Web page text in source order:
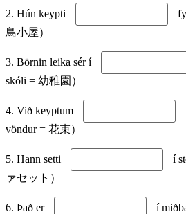
2. Hún keypti
鳥小屋）
3. Börnin leika sér í
skóli = 幼稚園）
4. Við keyptum
vöndur = 花束）
5. Hann setti
í
ァセット）
6. Það er
í